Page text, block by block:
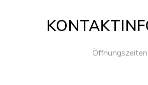
Öffnungszeiten: